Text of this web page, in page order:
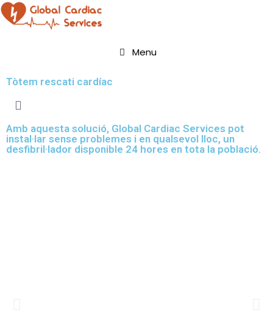
Menu
Tòtem rescati cardíac
Amb aquesta solució, Global Cardiac Services pot
instal·lar sense problemes i en qualsevol lloc, un
desfibril·lador disponible 24 hores en tota la població.